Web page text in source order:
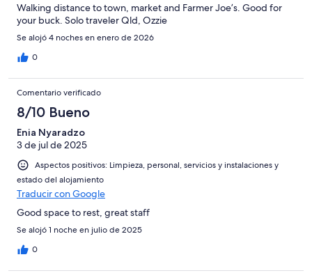
Walking distance to town, market and Farmer Joe’s. Good for
your buck. Solo traveler Qld, Ozzie
Se alojó 4 noches en enero de 2026
0
Comentario verificado
8/10 Bueno
Enia Nyaradzo
3 de jul de 2025
Aspectos positivos: Limpieza, personal, servicios y instalaciones y
estado del alojamiento
Traducir con Google
Good space to rest, great staff
Se alojó 1 noche en julio de 2025
0